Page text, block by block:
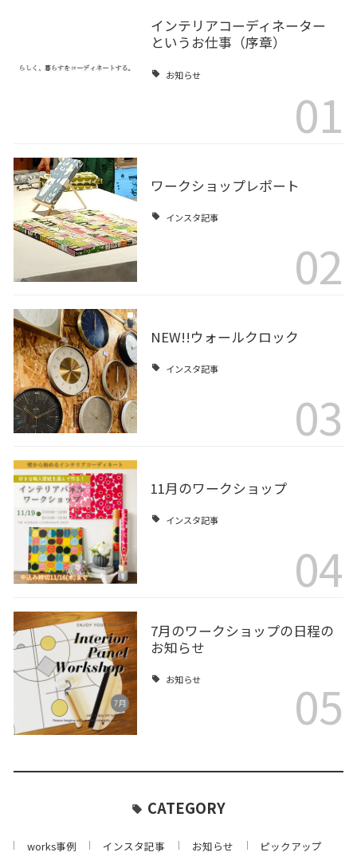
インテリアコーディネーター
というお仕事（序章）
お知らせ
01
ワークショップレポート
インスタ記事
02
NEW!!ウォールクロック
インスタ記事
03
11月のワークショップ
インスタ記事
04
7月のワークショップの日程の
お知らせ
お知らせ 05
CATEGORY
works事例 インスタ記事 お知らせ ピックアップ